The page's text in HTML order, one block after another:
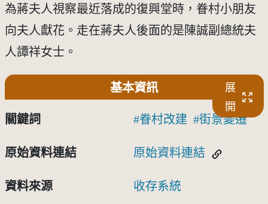
為蔣夫人視察最近落成的復興堂時，眷村小朋友
向夫人獻花。走在蔣夫人後面的是陳誠副總統夫
人譚祥女士。
基本資訊
展
開
關鍵詞 眷村改建 街景變遷
原始資料連結 原始資料連結
資料來源 收存系統